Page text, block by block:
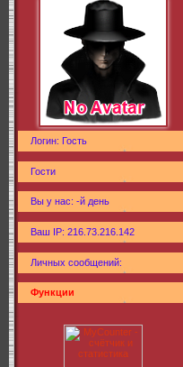
Логин: Гость
Гости
Вы у нас: -й день
Ваш IP: 216.73.216.142
Личных сообщений:
Функции